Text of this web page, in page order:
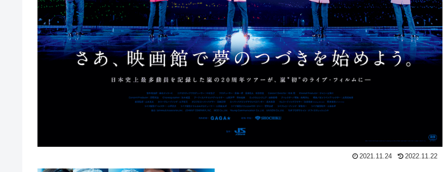
2021.11.24 2022.11.22